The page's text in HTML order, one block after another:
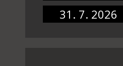
31. 7. 2026